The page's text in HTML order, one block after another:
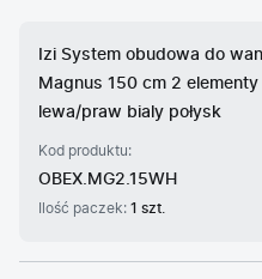
Izi System obudowa do
Magnus 150 cm 2 elementy
lewa/praw bialy połysk
Kod produktu:
OBEX.MG2.15WH
Ilość paczek: 1 szt.